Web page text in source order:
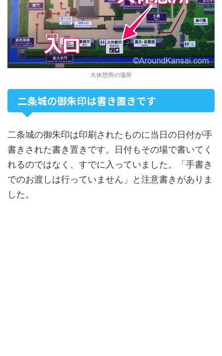
大休憩所の場所
二条城の御朱印は書き置きです
二条城の御朱印は印刷されたものに当日の日付が手
書きされた書き置きです。日付もその場で書いてく
れるのではなく、すでに入っていました。「手書き
でのお渡しは行っていません」と注意書きがありま
した。